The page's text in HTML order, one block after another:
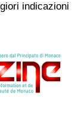
indicazioni